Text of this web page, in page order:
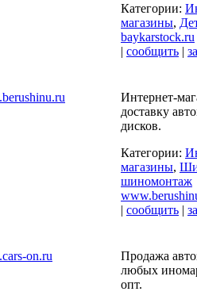
Категории:
магазины,
baykarstock.ru
| сообщить |
Интернет-
доставку
дисков.
Категории:
магазины,
шиномонтаж
| сообщить |
Продажа
любых
опт.